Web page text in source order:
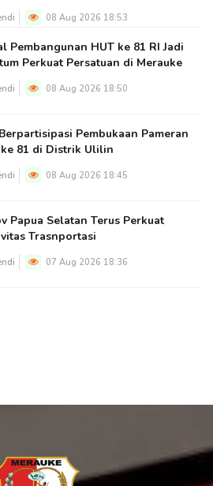
08 Aug 2026 18:53
Pembangunan HUT ke 81 RI Jadi
Perkuat Persatuan di Merauke
08 Aug 2026 18:50
Pembukaan Pameran
ke 81 di Distrik Ulilin
08 Aug 2026 18:45
Papua Selatan Terus Perkuat
Trasnportasi
07 Aug 2026 18:36